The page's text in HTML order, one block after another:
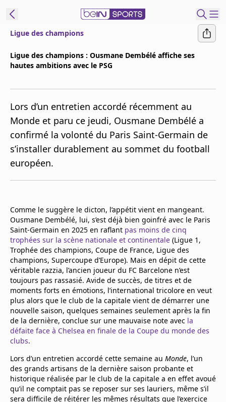
Replays
Podcasts
En Direct
Gérer les
notifications
Contactez nous
beINSPIRED
CGU
Mentions légales
Cookies
Protection des données
Paramétrer mon consentement
Ligue des champions
Ligue des champions : Ousmane Dembélé affiche ses
hautes ambitions avec le PSG
Lors d’un entretien accordé récemment au
Monde et paru ce jeudi, Ousmane Dembélé a
confirmé la volonté du Paris Saint-Germain de
s’installer durablement au sommet du football
européen.
Comme le suggère le dicton, l’appétit vient en mangeant.
Ousmane Dembélé, lui, s’est déjà bien goinfré avec le Paris
Saint-Germain en 2025 en raflant pas moins de cinq
trophées sur la scène nationale et continentale (Ligue 1,
Trophée des champions, Coupe de France, Ligue des
champions, Supercoupe d’Europe). Mais en dépit de cette
véritable razzia, l’ancien joueur du FC Barcelone n’est
toujours pas rassasié. Avide de succès, de titres et de
moments forts en émotions, l’international tricolore en veut
plus alors que le club de la capitale vient de démarrer une
nouvelle saison, quelques semaines seulement après la fin
de la dernière, conclue sur une mauvaise note avec la
défaite face à Chelsea en finale de la Coupe du monde des
clubs.
Lors d’un entretien accordé cette semaine au Monde, l’un
des grands artisans de la dernière saison probante et
historique réalisée par le club de la capitale a en effet avoué
qu’il ne comptait pas se reposer sur ses lauriers, même s’il
sera difficile de réitérer les mêmes résultats que l’exercice